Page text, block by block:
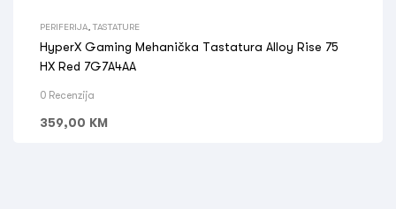
PERIFERIJA TASTATURE
HyperX Gaming Mehanička Tastatura Alloy Rise 75
HX Red 7G7A4AA
0 Recenzija
359,00 KM